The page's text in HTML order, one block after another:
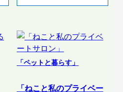
「ペットと暮らす」
「ねこと私のプライベー